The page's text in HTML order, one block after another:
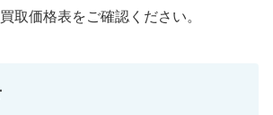
取価格表をご確認ください。